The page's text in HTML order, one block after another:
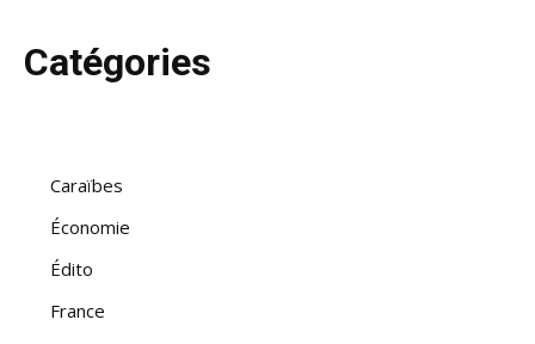
Catégories
Caraïbes
Économie
Édito
France